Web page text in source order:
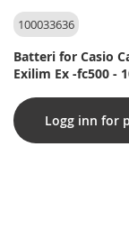
100033636
Batteri for Casio
Exilim Ex -fc500 -
Logg inn for